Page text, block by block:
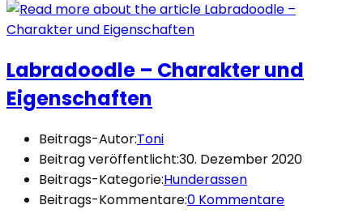
Labradoodle – Charakter und
Eigenschaften
Beitrags-Autor:Toni
Beitrag veröffentlicht:30. Dezember 2020
Beitrags-Kategorie:Hunderassen
Beitrags-Kommentare:0 Kommentare